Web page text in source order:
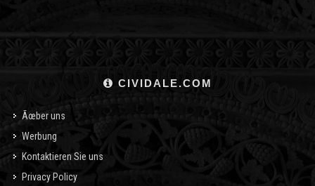
CIVIDALE.COM
Ãœber uns
Werbung
Kontaktieren Sie uns
Privacy Policy